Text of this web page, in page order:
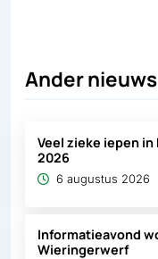
Ander nieuws
Veel zieke iepen
2026
6 augustus 2026
Informatieavond
Wieringerwerf